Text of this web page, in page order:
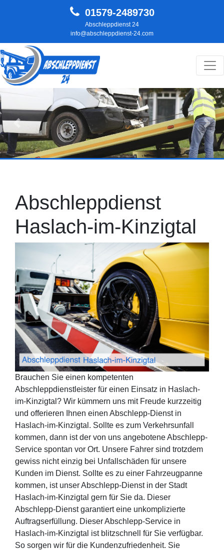
01579-2489730
Abschleppdienst 24
info@abschleppdienst-24.com
Hauptnavigation
Zurück
Abschleppdienst
Haslach-im-Kinzigtal
Brauchen Sie einen kompetenten
Abschleppdienstleister für einen Einsatz in Haslach-
im-Kinzigtal? Wir kümmern uns mit Freude kurzzeitig
und offerieren Ihnen einen Abschlepp-Dienst in
Haslach-im-Kinzigtal. Sollte es zum Verkehrsunfall
kommen, dann ist der von uns angebotene Abschlepp-
Service spontan vor Ort. Unsere Fahrer sind trotzdem
gewiss nicht einzig bei Unfallschäden für unsere
Kunden im Dienst. Sollte es zu einer Fahrzeugpanne
kommen, ist unser Abschlepp-Dienst in der Stadt
Haslach-im-Kinzigtal gern für Sie da. Dieser
Abschlepp-Dienst garantiert eine unkomplizierte
Auftragserfüllung. Dieser Abschlepp-Service in
Haslach-im-Kinzigtal ist blitzschnell für Sie verfügbar.
So sorgen wir für die Kundenzufriedenheit. Sie